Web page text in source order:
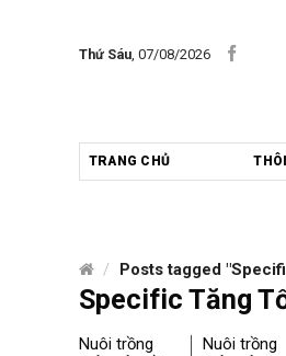
Thứ Sáu, 07/08/2026
TRANG CHỦ
/ Posts tagged
Specific Tăng
Nuôi trồng
Nuôi trồng